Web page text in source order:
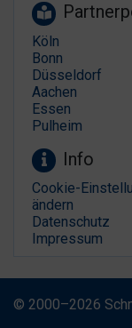
Köln
Bonn
Düsseldorf
Aachen
Essen
Pulheim
Info
Cookie-
ändern
Datenschutz
Impressum
© 2000–2026